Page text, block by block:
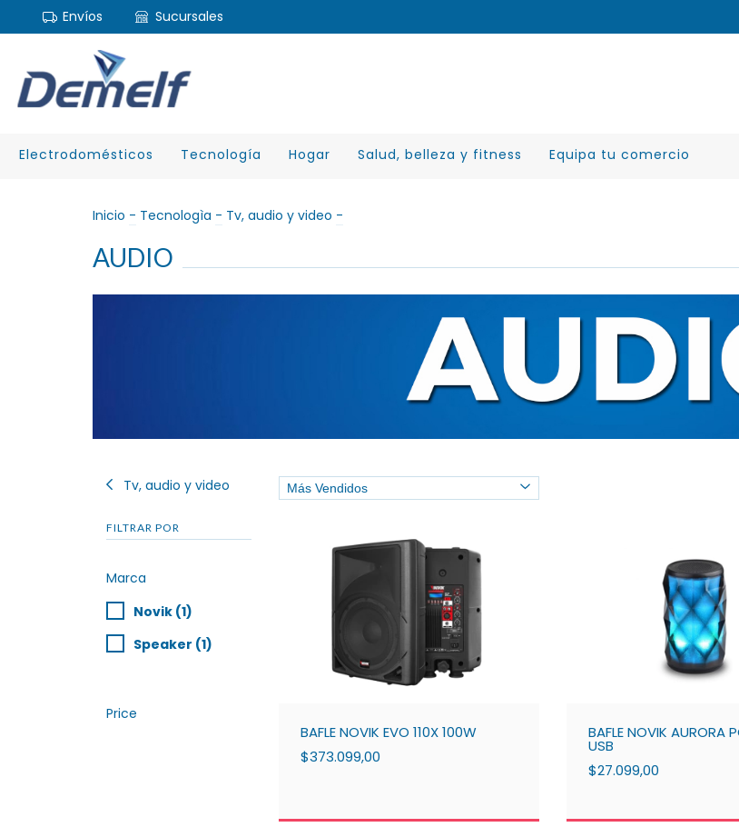
Envíos Sucursales
Electrodomésticos Tecnología Hogar Salud, belleza y fitness Equipa tu comercio
Inicio - Tecnologìa - Tv, audio y video -
AUDIO
Tv, audio y video
FILTRAR POR
Marca
Novik (1)
Speaker (1)
Price
BAFLE NOVIK EVO 110X 100W
$373.099,00
BAFLE NOVIK AURORA
USB
$27.099,00